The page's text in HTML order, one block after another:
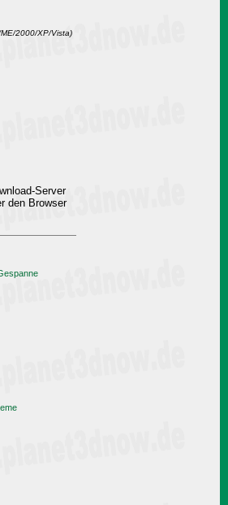
2000/XP/Vista)
Server
den Browser